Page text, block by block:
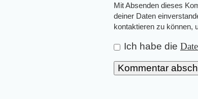
Mit Absenden dieses
deiner Daten
kontaktieren zu können,
Ich habe die